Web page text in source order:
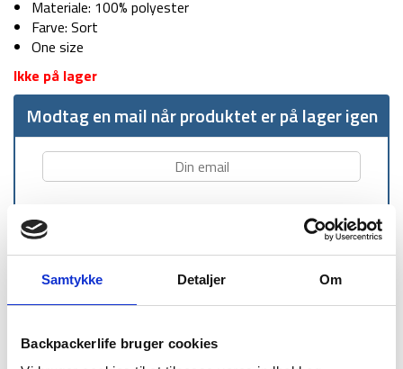
Samtykke Detaljer Om
Backpackerlife bruger cookies
Materiale: 100% polyester
Farve: Sort
One size
Ikke på lager
Modtag en mail når produktet er på lager igen
1-2 dages
Fri fragt over
100 dages